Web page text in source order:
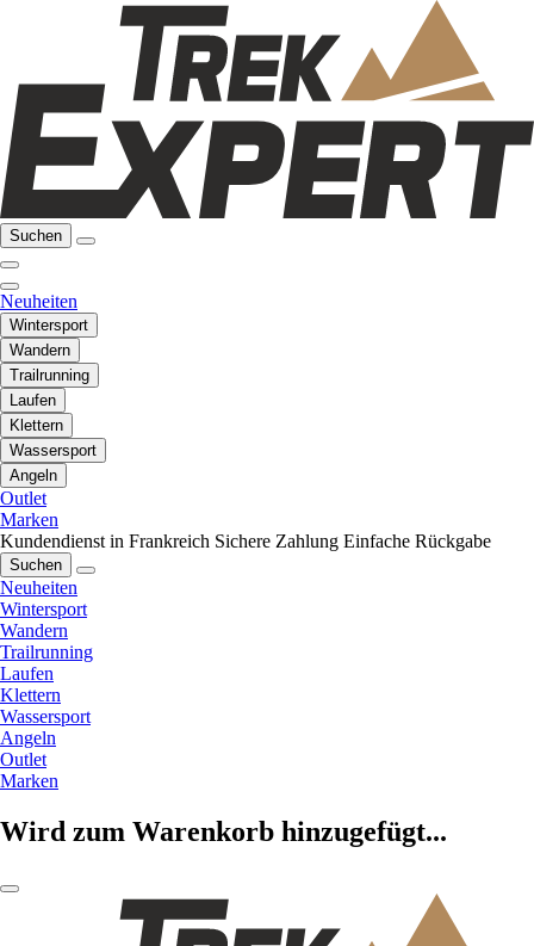
Suchen
Neuheiten
Wintersport
Wandern
Trailrunning
Laufen
Klettern
Wassersport
Angeln
Outlet
Marken
Kundendienst in Frankreich Sichere Zahlung Einfache Rückgabe
Suchen
Neuheiten
Wintersport
Wandern
Trailrunning
Laufen
Klettern
Wassersport
Angeln
Outlet
Marken
Wird zum Warenkorb hinzugefügt...